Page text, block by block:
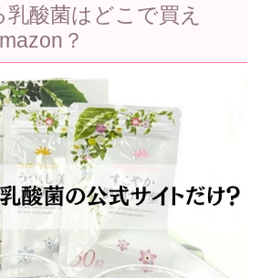
酸菌はどこで買え
？